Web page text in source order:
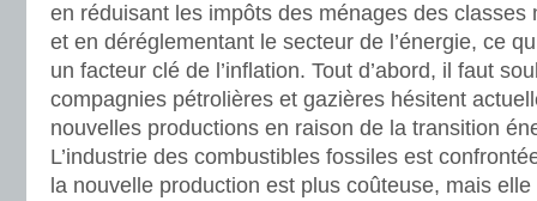
en réduisant les impôts des ménages des classes
et en déréglementant le secteur de l’énergie, ce
un facteur clé de l’inflation. Tout d’abord, il faut
compagnies pétrolières et gazières hésitent
nouvelles productions en raison de la transition
L’industrie des combustibles fossiles est
la nouvelle production est plus coûteuse, mais